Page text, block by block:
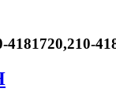
4181720,210-